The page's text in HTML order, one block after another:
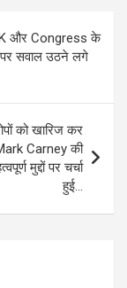
और Congress के
पर सवाल उठने लगे
को खारिज कर
Carney की
मुद्दों पर चर्चा
हुई…